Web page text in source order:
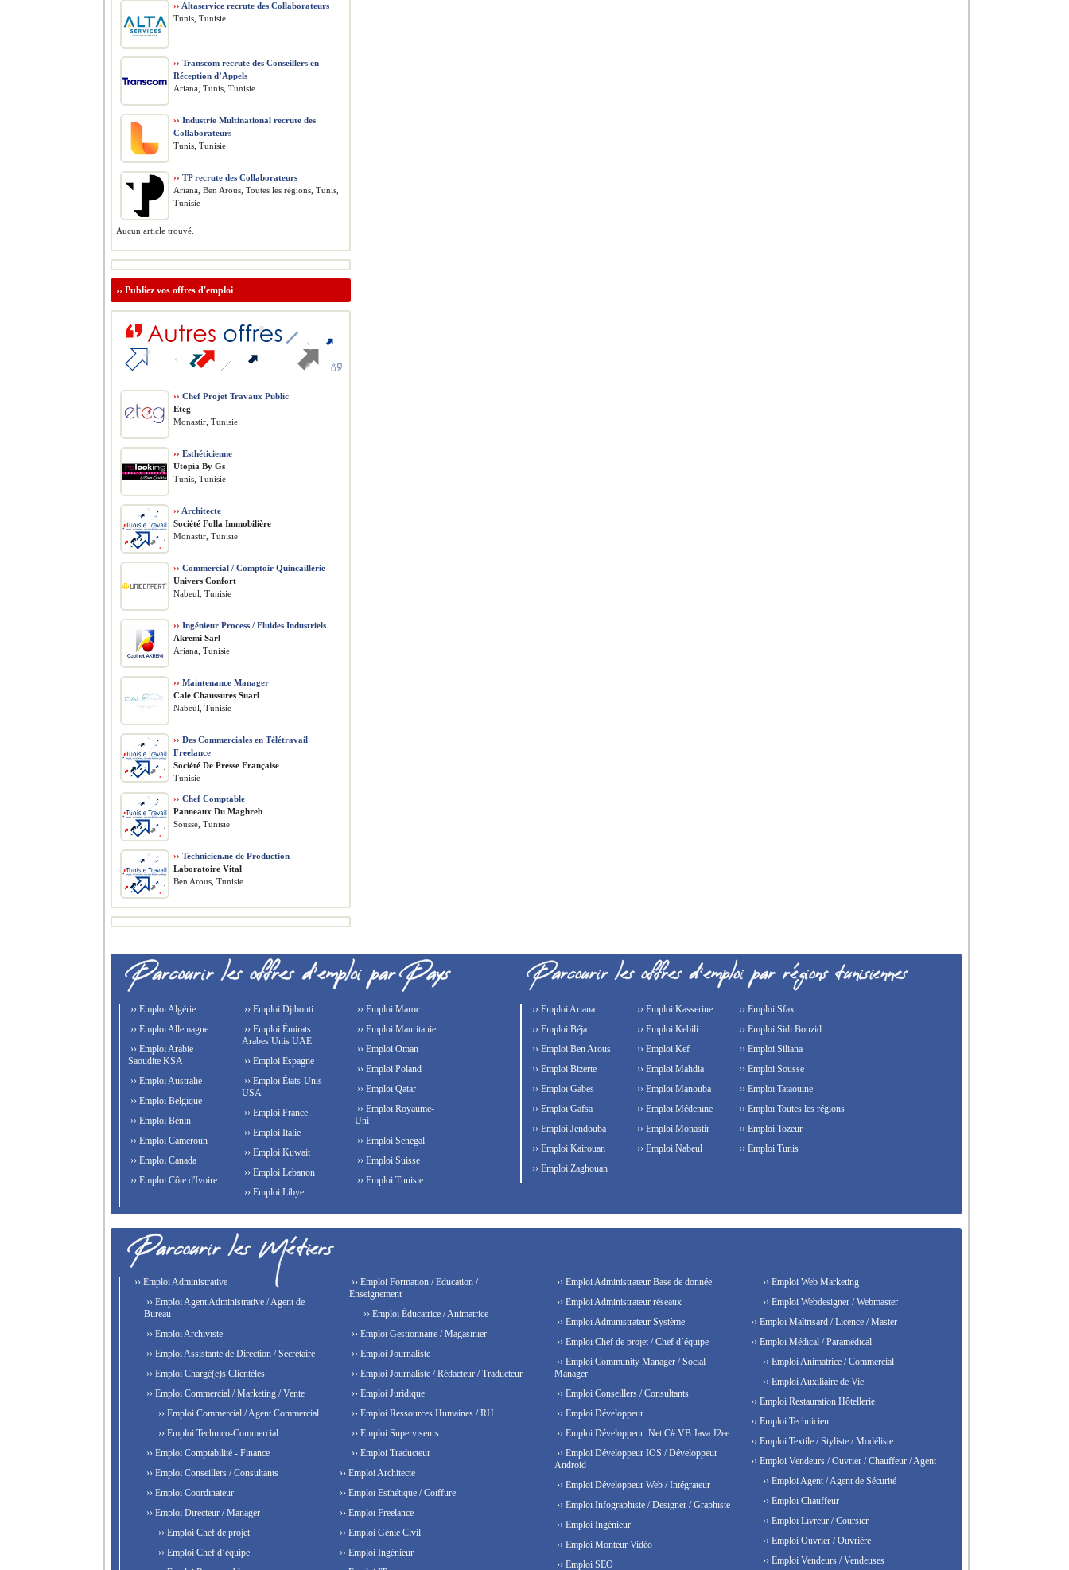
›› Altaservice recrute des Collaborateurs
Tunis, Tunisie
›› Transcom recrute des Conseillers en
Réception d’Appels
Ariana, Tunis, Tunisie
›› Industrie Multinational recrute des
Collaborateurs
Tunis, Tunisie
›› TP recrute des Collaborateurs
Ariana, Ben Arous, Toutes les régions, Tunis,
Tunisie
Aucun article trouvé.
›› Publiez vos offres d'emploi
›› Chef Projet Travaux Public
Eteg
Monastir, Tunisie
›› Esthéticienne
Utopia By Gs
Tunis, Tunisie
›› Architecte
Société Folla Immobilière
Monastir, Tunisie
›› Commercial / Comptoir Quincaillerie
Univers Confort
Nabeul, Tunisie
›› Ingénieur Process / Fluides Industriels
Akremi Sarl
Ariana, Tunisie
›› Maintenance Manager
Cale Chaussures Suarl
Nabeul, Tunisie
›› Des Commerciales en Télétravail
Freelance
Société De Presse Française
Tunisie
›› Chef Comptable
Panneaux Du Maghreb
Sousse, Tunisie
›› Technicien.ne de Production
Laboratoire Vital
Ben Arous, Tunisie
›› Emploi Algérie
›› Emploi Allemagne
›› Emploi Arabie
Saoudite KSA
›› Emploi Australie
›› Emploi Belgique
›› Emploi Bénin
›› Emploi Cameroun
›› Emploi Canada
›› Emploi Côte d'Ivoire
›› Emploi Djibouti
›› Emploi Émirats
Arabes Unis UAE
›› Emploi Espagne
›› Emploi États-Unis
USA
›› Emploi France
›› Emploi Italie
›› Emploi Kuwait
›› Emploi Lebanon
›› Emploi Libye
›› Emploi Maroc
›› Emploi Mauritanie
›› Emploi Oman
›› Emploi Poland
›› Emploi Qatar
›› Emploi Royaume-
Uni
›› Emploi Senegal
›› Emploi Suisse
›› Emploi Tunisie
›› Emploi Ariana
›› Emploi Béja
›› Emploi Ben Arous
›› Emploi Bizerte
›› Emploi Gabes
›› Emploi Gafsa
›› Emploi Jendouba
›› Emploi Kairouan
›› Emploi Kasserine
›› Emploi Kebili
›› Emploi Kef
›› Emploi Mahdia
›› Emploi Manouba
›› Emploi Médenine
›› Emploi Monastir
›› Emploi Nabeul
›› Emploi Sfax
›› Emploi Sidi Bouzid
›› Emploi Siliana
›› Emploi Sousse
›› Emploi Tataouine
›› Emploi Toutes les régions
›› Emploi Tozeur
›› Emploi Tunis
›› Emploi Zaghouan
›› Emploi Administrative
›› Emploi Agent Administrative / Agent de
Bureau
›› Emploi Archiviste
›› Emploi Assistante de Direction / Secrétaire
›› Emploi Chargé(e)s Clientèles
›› Emploi Commercial / Marketing / Vente
›› Emploi Commercial / Agent Commercial
›› Emploi Technico-Commercial
›› Emploi Comptabilité - Finance
›› Emploi Conseillers / Consultants
›› Emploi Coordinateur
›› Emploi Directeur / Manager
›› Emploi Chef de projet
›› Emploi Chef d’équipe
›› Emploi Formation / Education /
Enseignement
›› Emploi Éducatrice / Animatrice
›› Emploi Gestionnaire / Magasinier
›› Emploi Journaliste
›› Emploi Journaliste / Rédacteur / Traducteur
›› Emploi Juridique
›› Emploi Ressources Humaines / RH
›› Emploi Superviseurs
›› Emploi Traducteur
›› Emploi Architecte
›› Emploi Esthétique / Coiffure
›› Emploi Freelance
›› Emploi Génie Civil
›› Emploi Ingénieur
›› Emploi Administrateur Base de donnée
›› Emploi Administrateur réseaux
›› Emploi Administrateur Système
›› Emploi Chef de projet / Chef d’équipe
›› Emploi Community Manager / Social
Manager
›› Emploi Conseillers / Consultants
›› Emploi Développeur
›› Emploi Développeur .Net C# VB Java J2ee
›› Emploi Développeur IOS / Développeur
Android
›› Emploi Développeur Web / Intégrateur
›› Emploi Infographiste / Designer / Graphiste
›› Emploi Ingénieur
›› Emploi Monteur Vidéo
›› Emploi SEO
›› Emploi Web Marketing
›› Emploi Webdesigner / Webmaster
›› Emploi Maîtrisard / Licence / Master
›› Emploi Médical / Paramédical
›› Emploi Animatrice / Commercial
›› Emploi Auxiliaire de Vie
›› Emploi Restauration Hôtellerie
›› Emploi Technicien
›› Emploi Textile / Styliste / Modéliste
›› Emploi Vendeurs / Ouvrier / Chauffeur / Agent
›› Emploi Agent / Agent de Sécurité
›› Emploi Chauffeur
›› Emploi Livreur / Coursier
›› Emploi Ouvrier / Ouvrière
›› Emploi Vendeurs / Vendeuses